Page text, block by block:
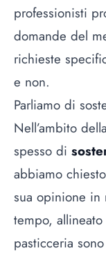
professionisti
domande del
richieste
e non.
Parliamo di
Nell’ambito
spesso di
abbiamo
sua opinione in
tempo,
pasticceria